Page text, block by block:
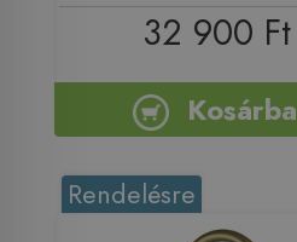
32 900 Ft
Kosárba
Rendelésre